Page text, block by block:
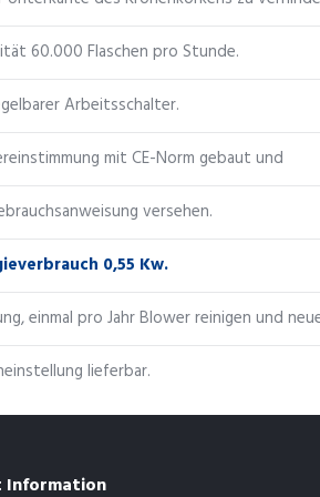
60.000 Flaschen pro Stunde.
Arbeitsschalter.
mit CE-Norm gebaut und
versehen.
0,55 Kw.
einmal pro Jahr Blower reinigen und
lieferbar.